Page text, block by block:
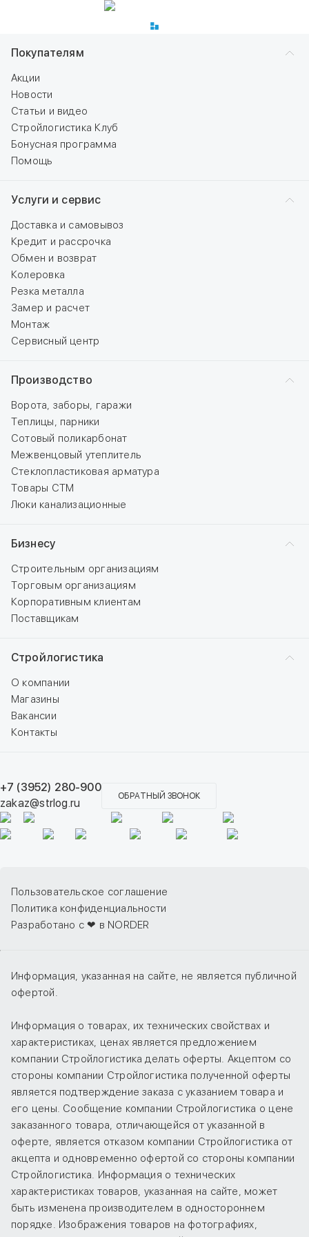
Покупателям
Акции
Новости
Статьи и видео
Стройлогистика Клуб
Бонусная программа
Помощь
Услуги и сервис
Доставка и самовывоз
Кредит и рассрочка
Обмен и возврат
Колеровка
Резка металла
Замер и расчет
Монтаж
Сервисный центр
Производство
Ворота, заборы, гаражи
Теплицы, парники
Сотовый поликарбонат
Межвенцовый утеплитель
Стеклопластиковая арматура
Товары СТМ
Люки канализационные
Бизнесу
Строительным организациям
Торговым организациям
Корпоративным клиентам
Поставщикам
Стройлогистика
О компании
Магазины
Вакансии
Контакты
+7 (3952) 280-900
zakaz@strlog.ru
ОБРАТНЫЙ ЗВОНОК
Пользовательское соглашение
Политика конфиденциальности
Разработано с ❤ в NORDER
Информация, указанная на сайте, не является публичной
офертой.
Информация о товарах, их технических свойствах и
характеристиках, ценах является предложением
компании Стройлогистика делать оферты. Акцептом со
стороны компании Стройлогистика полученной оферты
является подтверждение заказа с указанием товара и
его цены. Сообщение компании Стройлогистика о цене
заказанного товара, отличающейся от указанной в
оферте, является отказом компании Стройлогистика от
акцепта и одновременно офертой со стороны компании
Стройлогистика. Информация о технических
характеристиках товаров, указанная на сайте, может
быть изменена производителем в одностороннем
порядке. Изображения товаров на фотографиях,